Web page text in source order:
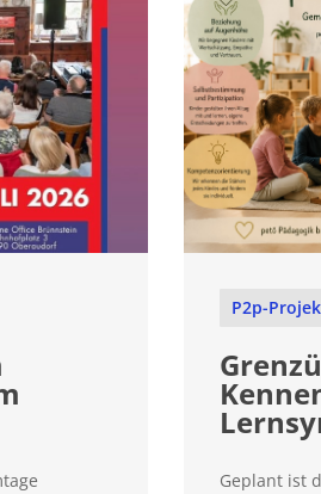
P2p-
Geplant ist